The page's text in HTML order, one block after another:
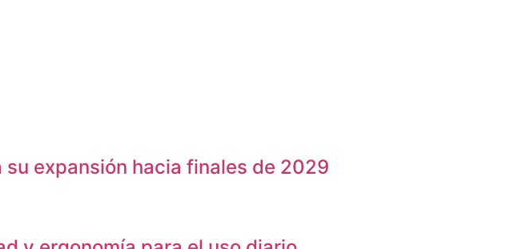
expansión hacia finales de 2029